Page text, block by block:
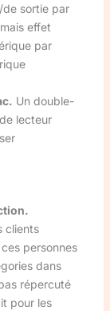
de sortie par
effet
par
Un double-
lecteur
clients
personnes
dans
répercuté
pour les